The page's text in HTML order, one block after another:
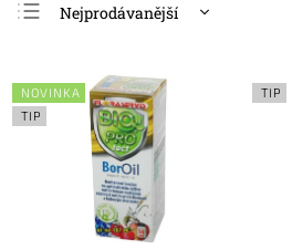
Nejprodávanější
Nejdražší
Abecedně
NOVINKA
TIP
TIP